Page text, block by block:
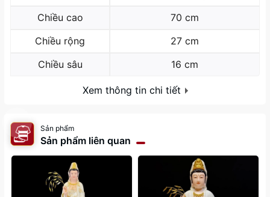
Chiều cao
70 cm
Chiều rộng
27 cm
Chiều sâu
16 cm
Xem thông tin chi tiết
Sản phẩm
Sản phẩm liên quan